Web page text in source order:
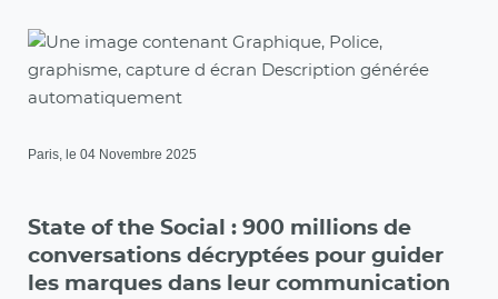
Paris, le 04 Novembre 2025
State of the Social
: 900 millions de
conversations décryptées pour guider
les marques dans leur communication